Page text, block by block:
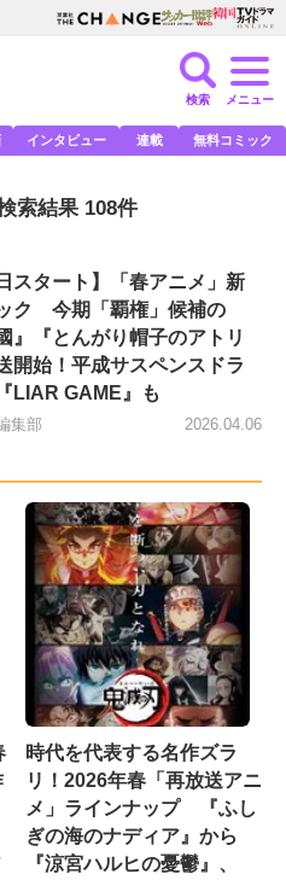
検索 メニュー
インタビュー 連載 無料コミック
索結果 108件
スタート】「春アニメ」新
ク 今期「覇権」候補の
』『とんがり帽子のアトリ
開始！平成サスペンスドラ
LIAR GAME』も
集部
2026.04.06
時代を代表する名作ズラ
リ！2026年春「再放送アニ
メ」ラインナップ 『ふし
ぎの海のナディア』から
『涼宮ハルヒの憂鬱』、